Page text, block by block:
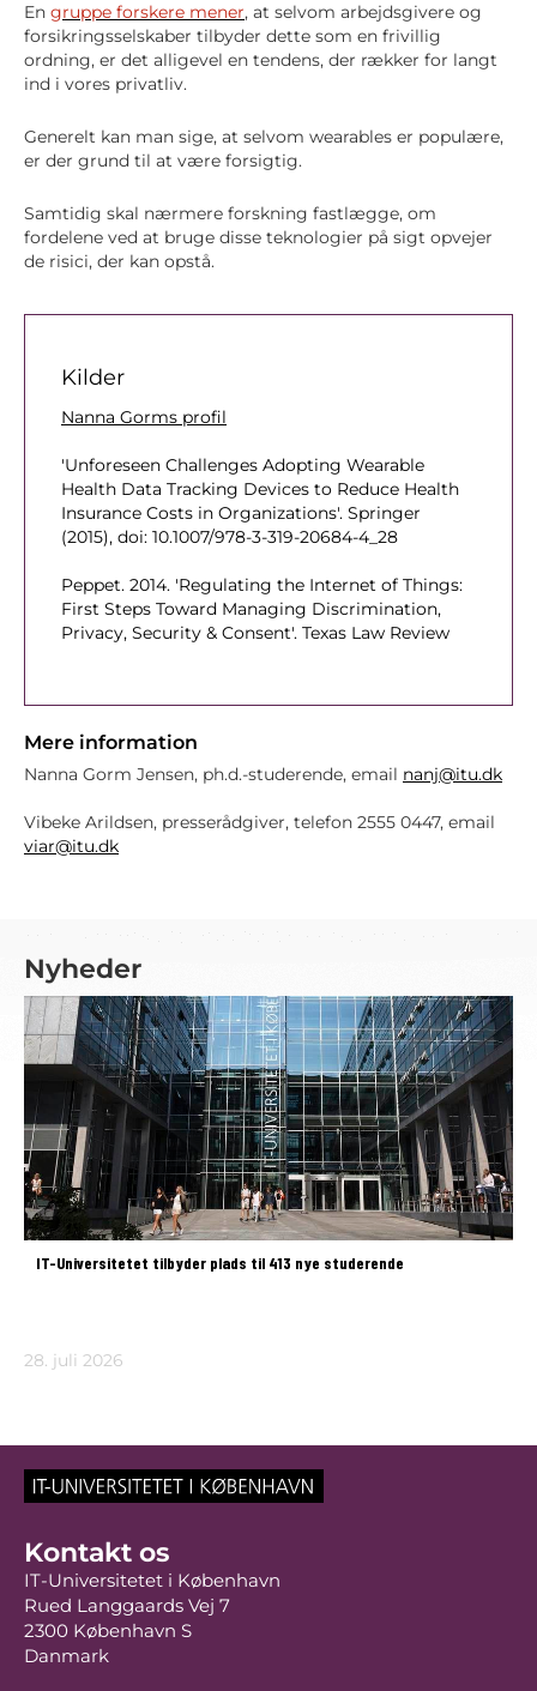
En gruppe forskere mener, at selvom arbejdsgivere og
forsikringsselskaber tilbyder dette som en frivillig
ordning, er det alligevel en tendens, der rækker for langt
ind i vores privatliv.
Generelt kan man sige, at selvom wearables er populære,
er der grund til at være forsigtig.
Samtidig skal nærmere forskning fastlægge, om
fordelene ved at bruge disse teknologier på sigt opvejer
de risici, der kan opstå.
Kilder
Nanna Gorms profil
'Unforeseen Challenges Adopting Wearable
Health Data Tracking Devices to Reduce Health
Insurance Costs in Organizations'. Springer
(2015), doi: 10.1007/978-3-319-20684-4_28
Peppet. 2014. 'Regulating the Internet of Things:
First Steps Toward Managing Discrimination,
Privacy, Security & Consent'. Texas Law Review
Mere information
Nanna Gorm Jensen, ph.d.-studerende, email nanj@itu.dk
Vibeke Arildsen, presserådgiver, telefon 2555 0447, email
viar@itu.dk
Nyheder
IT-Universitetet tilbyder plads til 413 nye studerende
28. juli 2026
Kontakt os
IT-Universitetet i København
Rued Langgaards Vej 7
2300 København S
Danmark